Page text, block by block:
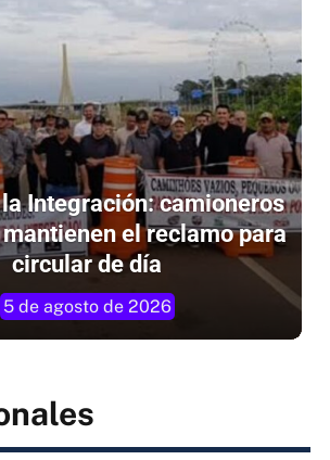
Integración: camioneros
el reclamo para
circular de día